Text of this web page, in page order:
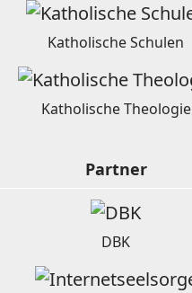
Katholische Schulen
Katholische Theologie
Partner
DBK